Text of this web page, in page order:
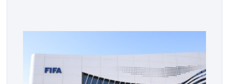
نهضة بركان على موعد في هذا الدور مع الفائز من المباراة
الغامبي، حيث يطمح الفريق […]